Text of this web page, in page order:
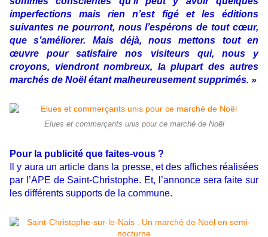
imperfections mais rien n’est figé et les éditions
suivantes ne pourront, nous l’espérons de tout cœur,
que s’améliorer. Mais déjà, nous mettons tout en
œuvre pour satisfaire nos visiteurs qui, nous y
croyons, viendront nombreux, la plupart des autres
marchés de Noël étant malheureusement supprimés. »
Elues et commerçants unis pour ce marché de Noël
Pour la publicité que faites-vous ?
Il y aura un article dans la presse, et des affiches réalisées
par l’APE de Saint-Christophe. Et, l’annonce sera faite sur
les différents supports de la commune.